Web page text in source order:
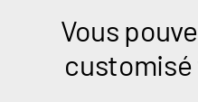
Vous
customisé